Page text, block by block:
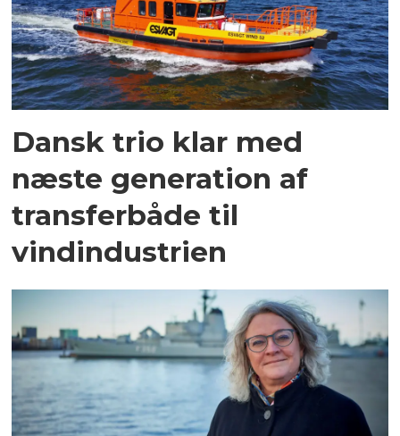
Dansk trio klar med
næste generation af
transferbåde til
vindindustrien